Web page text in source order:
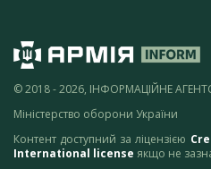
© 2018 - 2026, ІНФОРМАЦІЙНЕ
Міністерство оборони України
Контент доступний за ліцензією
International license якщо не